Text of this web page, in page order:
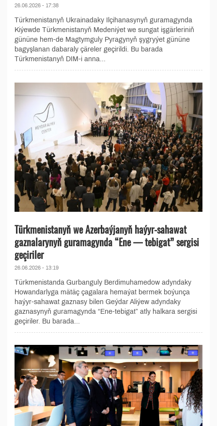
26.06.2026 - 17:38
Türkmenistanyň Ukrainadaky Ilçihanasynyň guramagynda
Kiýewde Türkmenistanyň Medeniýet we sungat işgärleriniň
gününe hem-de Magtymguly Pyragynyň şygryýet gününe
bagyşlanan dabaraly çäreler geçirildi. Bu barada
Türkmenistanyň DIM-i anna...
Türkmenistanyň we Azerbaýjanyň haýyr-sahawat
gaznalarynyň guramagynda “Ene — tebigat” sergisi
geçiriler
26.06.2026 - 13:19
Türkmenistanda Gurbanguly Berdimuhamedow adyndaky
Howandarlyga mätäç çagalara hemaýat bermek boýunça
haýyr-sahawat gaznasy bilen Geýdar Aliýew adyndaky
gaznasynyň guramagynda “Ene-tebigat” atly halkara sergisi
geçiriler. Bu barada...